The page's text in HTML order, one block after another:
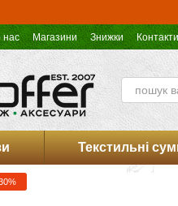
нас Магазини Знижки Контакти
Koffer.UA
Текстильні